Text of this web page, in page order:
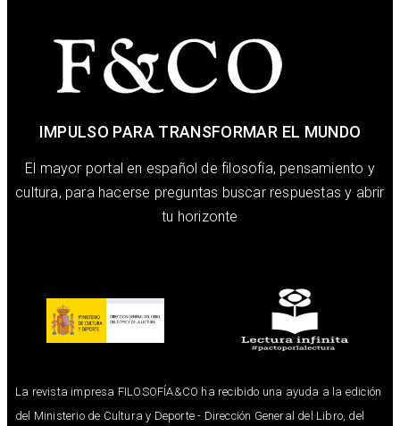
IMPULSO PARA TRANSFORMAR EL MUNDO
El mayor portal en español de filosofía, pensamiento y
cultura, para hacerse preguntas buscar respuestas y abrir
tu horizonte
La revista impresa FILOSOFÍA&CO ha recibido una ayuda a la edición
del Ministerio de Cultura y Deporte - Dirección General del Libro, del